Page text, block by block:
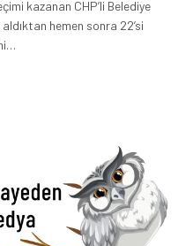
kazanan CHP’li Belediye
hemen sonra 22’si